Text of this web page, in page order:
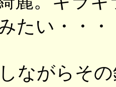
たい・・・
ながらそ